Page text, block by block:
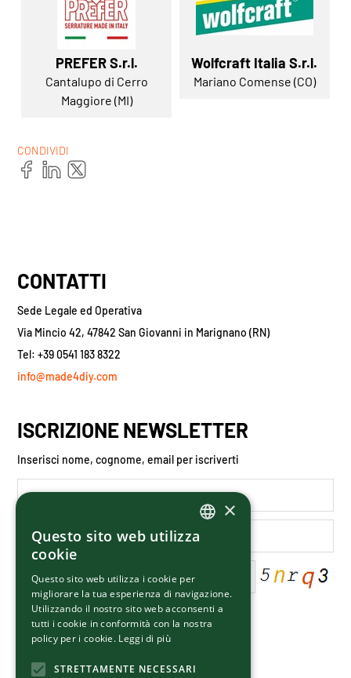
PREFER S.r.l.
Cantalupo di Cerro
Maggiore (MI)
Wolfcraft Italia S.r.l.
Mariano Comense (CO)
CONDIVIDI
CONTATTI
Sede Legale ed Operativa
Via Mincio 42, 47842 San Giovanni in Marignano (RN)
Tel: +39 0541 183 8322
info@made4diy.com
ISCRIZIONE NEWSLETTER
Inserisci nome, cognome, email per iscriverti
Letta laprivacy policy del sito
Do il consenso all'uso dei dati personali
×
Questo sito web utilizza
cookie
Questo sito web utilizza i cookie per
migliorare la tua esperienza di navigazione.
Utilizzando il nostro sito web acconsenti a
tutti i cookie in conformità con la nostra
policy per i cookie. Leggi di più
STRETTAMENTE NECESSARI